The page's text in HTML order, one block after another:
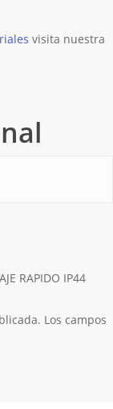
visita nuestra
RAPIDO IP44
Los campos